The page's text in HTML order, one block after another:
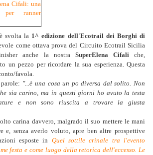
svolta la 1^ edizione dell'Ecotrail dei Borghi di
come ottava prova del Circuito Ecotrail Sicilia
anche la nostra SuperElena Cifaliche,
un pezzo per ricordare la sua esperienza. Questa
favola.
"...è una cosa un po diversa dal solito. Non
sia carino, ma in questi giorni ho avuto la testa
e non sono riuscita a trovare la giusta
carina davvero, malgrado il suo mettere le mani
e, senza averlo voluto, apre ben altre prospettive
esposte in Quel sottile crinale tra l'evento
festa e come luogo della retorica dell'eccesso. Le